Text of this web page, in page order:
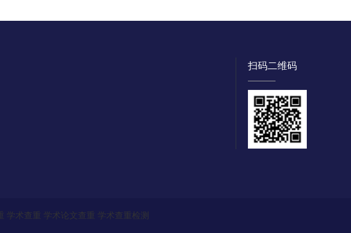
学术查重 学术论文查重
学术查重检测
扫码二维码